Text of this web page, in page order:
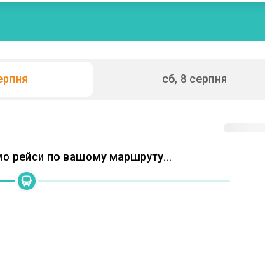
сб, 8 серпня
рейси по вашому маршруту...